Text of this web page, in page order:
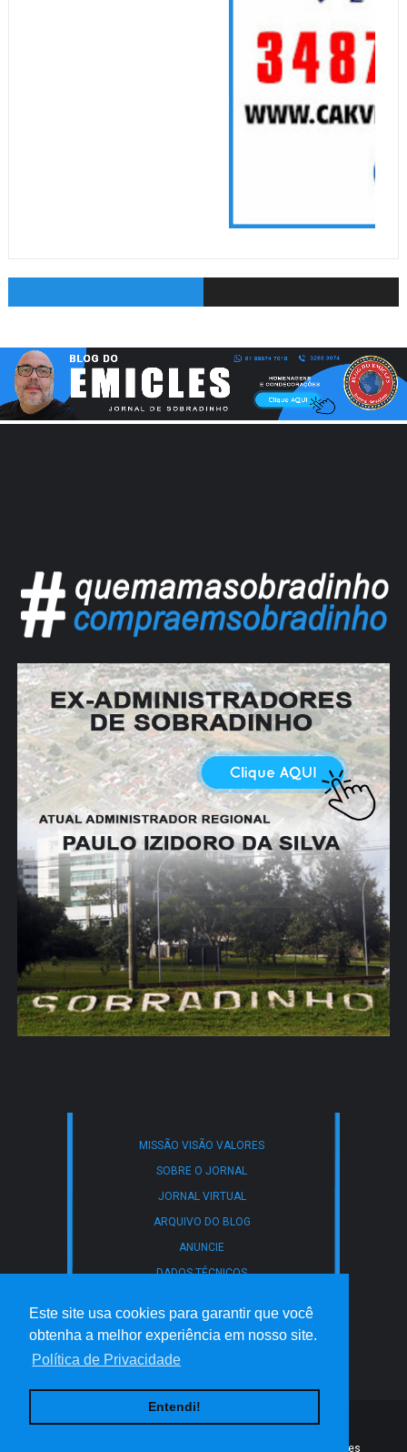
Este site usa cookies para garantir que você
obtenha a melhor experiência em nosso site.
Política de Privacidade
Entendi!
MISSÃO VISÃO VALORES
SOBRE O JORNAL
JORNAL VIRTUAL
ARQUIVO DO BLOG
ANUNCIE
DADOS TÉCNICOS
POLÍTICA DE PRIVACIDADE
Gooyaabi Templates